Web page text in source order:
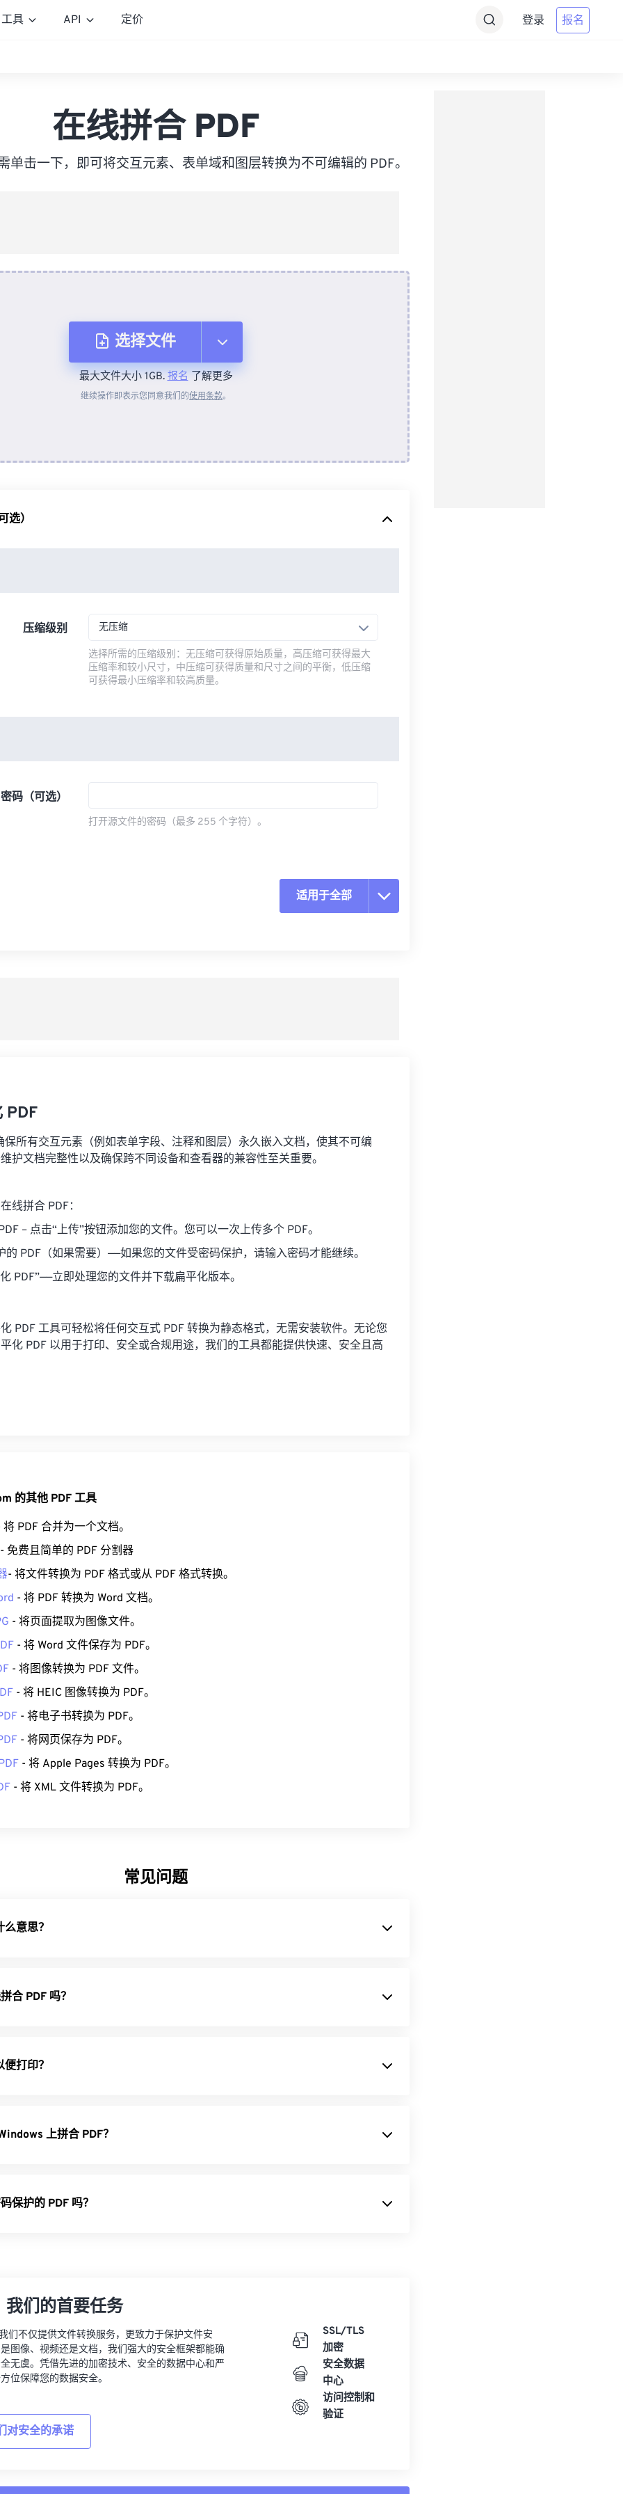
工具 API 定价 登录 报名
在线拼合 PDF
单击一下，即可将交互元素、表单域和图层转换为不可编辑的 PDF。
选择文件
从设备
最大文件大小 1GB.报名了解更多
继续操作即表示您同意我们的使用条款。
选）
压缩级别 无压缩
选择所需的压缩级别：无压缩可获得原始质量，高压缩可获得最大
压缩率和较小尺寸，中压缩可获得质量和尺寸之间的平衡，低压缩
可获得最小压缩率和较高质量。
密码（可选）
打开源文件的密码（最多 255 个字符）。
适用于全部
PDF
保所有交互元素（例如表单字段、注释和图层）永久嵌入文档，使其不可编
护文档完整性以及确保跨不同设备和查看器的兼容性至关重要。
线拼合 PDF：
– 点击“上传”按钮添加您的文件。您可以一次上传多个 PDF。
的 PDF（如果需要）——如果您的文件受密码保护，请输入密码才能继续。
PDF”——立即处理您的文件并下载扁平化版本。
PDF 工具可轻松将任何交互式 PDF 转换为静态格式，无需安装软件。无论您
化 PDF 以用于打印、安全或合规用途，我们的工具都能提供快速、安全且高
的其他 PDF 工具
将 PDF 合并为一个文档。
免费且简单的 PDF 分割器
- 将文件转换为 PDF 格式或从 PDF 格式转换。
- 将 PDF 转换为 Word 文档。
- 将页面提取为图像文件。
- 将 Word 文件保存为 PDF。
- 将图像转换为 PDF 文件。
- 将 HEIC 图像转换为 PDF。
- 将电子书转换为 PDF。
- 将网页保存为 PDF。
- 将 Apple Pages 转换为 PDF。
- 将 XML 文件转换为 PDF。
常见问题
意思？
合 PDF 吗？
打印？
上拼合 PDF？
保护的 PDF 吗？
我们的首要任务
们不仅提供文件转换服务，更致力于保护文件安
图像、视频还是文档，我们强大的安全框架都能确
无虞。凭借先进的加密技术、安全的数据中心和严
位保障您的数据安全。
对安全的承诺
SSL/TLS
加密
安全数据
中心
访问控制和
验证